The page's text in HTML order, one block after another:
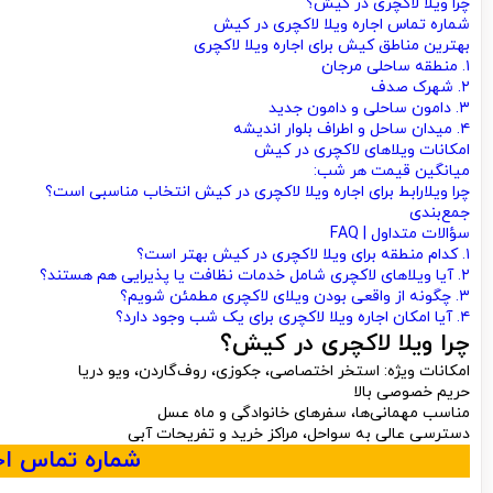
شماره تماس اجاره ویلا لاکچری در کیش
بهترین مناطق کیش برای اجاره ویلا لاکچری
۱. منطقه ساحلی مرجان
۲. شهرک صدف
۳. دامون ساحلی و دامون جدید
۴. میدان ساحل و اطراف بلوار اندیشه
امکانات ویلاهای لاکچری در کیش
میانگین قیمت هر شب:
چرا ویلارابط برای اجاره ویلا لاکچری در کیش انتخاب مناسبی است؟
جمع‌بندی
سؤالات متداول | FAQ
۱. کدام منطقه برای ویلا لاکچری در کیش بهتر است؟
۲. آیا ویلاهای لاکچری شامل خدمات نظافت یا پذیرایی هم هستند؟
۳. چگونه از واقعی بودن ویلای لاکچری مطمئن شویم؟
۴. آیا امکان اجاره ویلا لاکچری برای یک شب وجود دارد؟
چرا ویلا لاکچری در کیش؟
امکانات ویژه: استخر اختصاصی، جکوزی، روف‌گاردن، ویو دریا
حریم خصوصی بالا
مناسب مهمانی‌ها، سفرهای خانوادگی و ماه عسل
دسترسی عالی به سواحل، مراکز خرید و تفریحات آبی
شماره تماس